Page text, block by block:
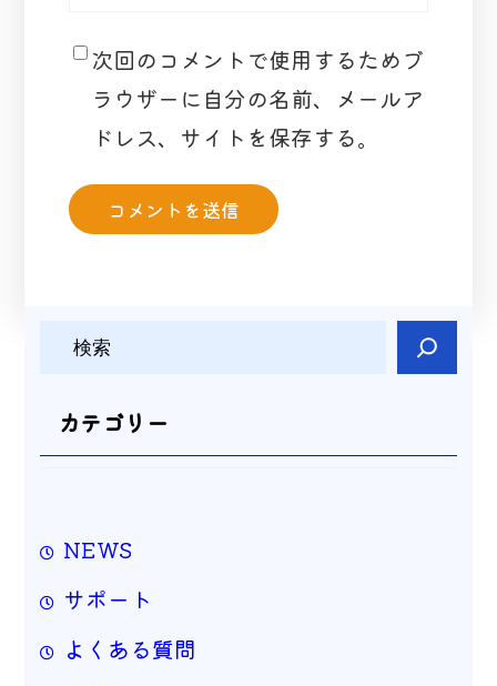
次回のコメントで使用するためブ
ラウザーに自分の名前、メールア
ドレス、サイトを保存する。
カテゴリー
NEWS
サポート
よくある質問